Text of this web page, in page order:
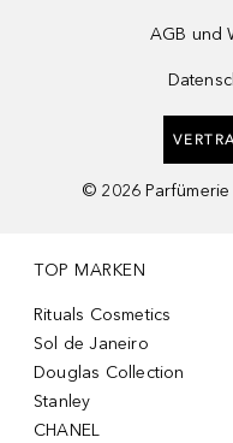
AGB und
© 2026
TOP MARKEN
Rituals Cosmetics
Sol de Janeiro
Douglas Collection
Stanley
CHANEL